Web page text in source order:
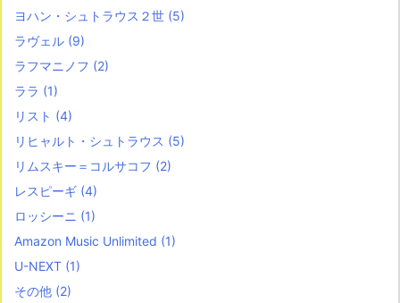
ヨハン・シュトラウス２世 (5)
ラヴェル (9)
ラフマニノフ (2)
ララ (1)
リスト (4)
リヒャルト・シュトラウス (5)
リムスキー＝コルサコフ (2)
レスピーギ (4)
ロッシーニ (1)
Amazon Music Unlimited (1)
U-NEXT (1)
その他 (2)